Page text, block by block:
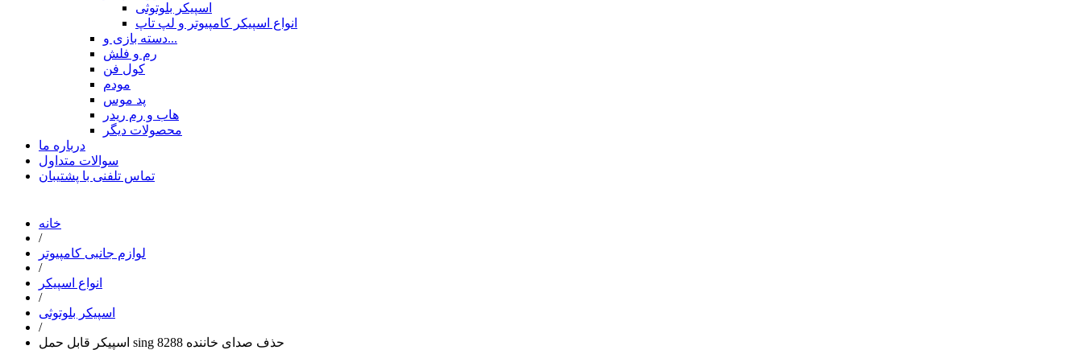
اسپیکر بلوتوثی
انواع اسپیکر کامپیوتر و لپ تاپ
دسته بازی و...
رم و فلش
کول فن
مودم
پد موس
هاب و رم ریدر
محصولات دیگر
درباره ما
سوالات متداول
تماس تلفنی با پشتیبان
خانه
/
لوازم جانبی کامپیوتر
/
انواع اسپیکر
/
اسپیکر بلوتوثی
/
اسپیکر قابل حمل sing 8288 حذف صدای خاننده